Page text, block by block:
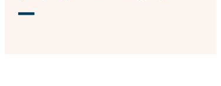
ー